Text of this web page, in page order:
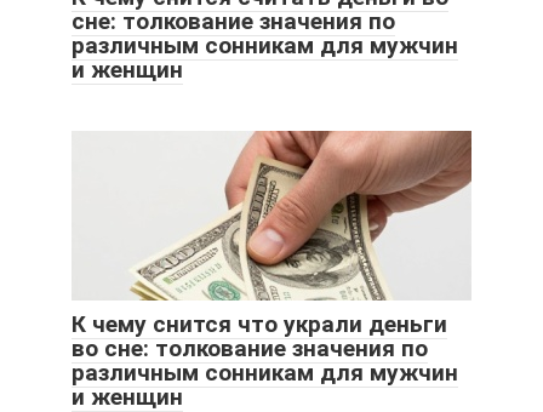
сне: толкование значения по
различным сонникам для мужчин
и женщин
К чему снится что украли деньги
во сне: толкование значения по
различным сонникам для мужчин
и женщин